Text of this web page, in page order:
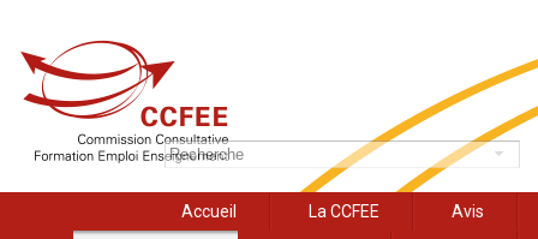
Accueil La CCFEE
Avis